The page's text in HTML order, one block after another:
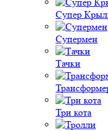
Супер
Супермен
Тачки
Три кота